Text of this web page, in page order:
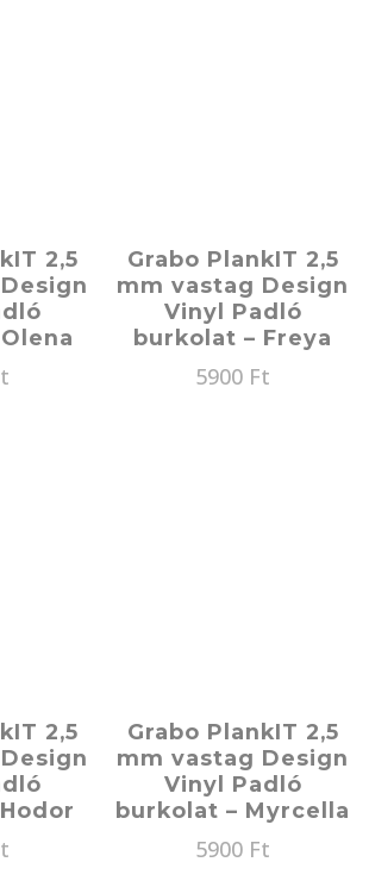
2,5
Grabo PlankIT 2,5
mm vastag Design
Vinyl Padló
burkolat – Freya
5900 Ft
2,5
Grabo PlankIT 2,5
mm vastag Design
Vinyl Padló
burkolat – Myrcella
5900 Ft